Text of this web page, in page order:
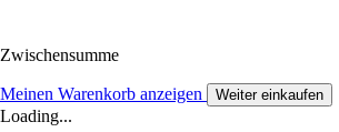
Zwischensumme
Meinen Warenkorb anzeigen Weiter einkaufen
Loading...